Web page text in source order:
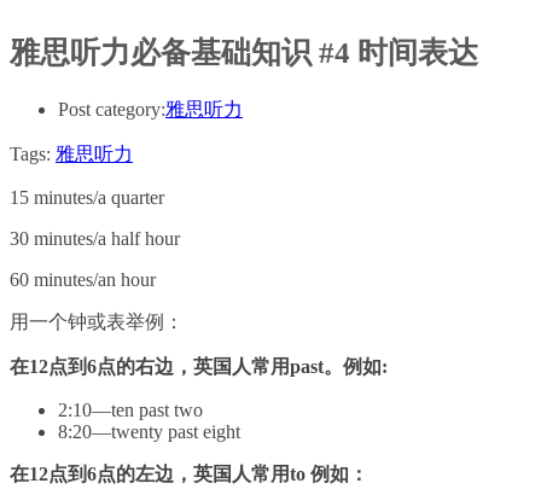
雅思听力必备基础知识 #4 时间表达
Post category:雅思听力
Tags: 雅思听力
15 minutes/a quarter
30 minutes/a half hour
60 minutes/an hour
用一个钟或表举例：
在12点到6点的右边，英国人常用past。例如:
2:10—ten past two
8:20—twenty past eight
在12点到6点的左边，英国人常用to 例如：